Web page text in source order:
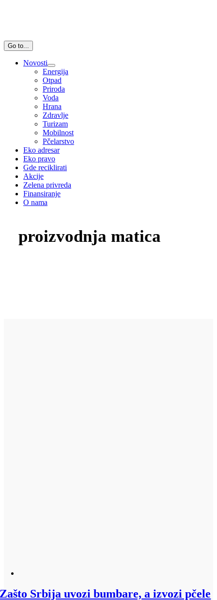
Go to...
Novosti
Energija
Otpad
Priroda
Voda
Hrana
Zdravlje
Turizam
Mobilnost
Pčelarstvo
Eko adresar
Eko pravo
Gde reciklirati
Akcije
Zelena privreda
Finansiranje
O nama
proizvodnja matica
Zašto Srbija uvozi bumbare, a izvozi pčele